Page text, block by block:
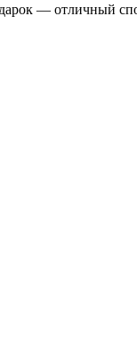
— отличный